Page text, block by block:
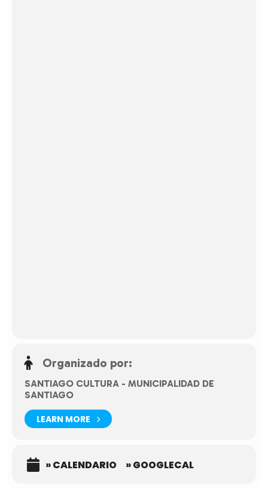
Organizado por:
SANTIAGO CULTURA - MUNICIPALIDAD DE
SANTIAGO
LEARN MORE
» CALENDARIO » GOOGLECAL